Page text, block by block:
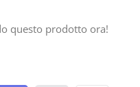
questo prodotto ora!